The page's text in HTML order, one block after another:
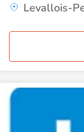
Levallois-